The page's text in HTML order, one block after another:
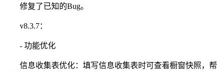
修复了已知的Bug。
v8.3.7：
- 功能优化
信息收集表优化：填写信息收集表时可查看橱窗快照，帮